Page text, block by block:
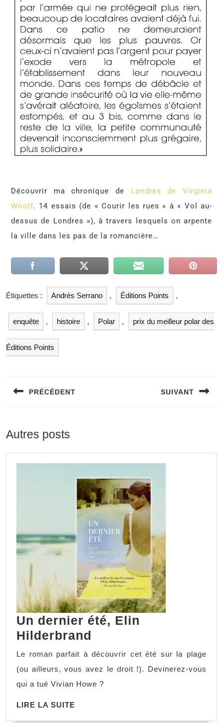
Découvrir ma chronique de Londres de Virginia
Woolf. 14 essais (de « Courir les rues » à « Vol au-
dessus de Londres »), à travers lesquels on arpente
la ville dans les pas de la romancière…
Étiquettes : Andrès Serrano , Éditions Points ,
enquête , histoire , Polar , prix du meilleur polar des
Éditions Points
PRÉCÉDENT SUIVANT
Autres posts
Un dernier été, Elin
Hilderbrand
Le roman parfait à découvrir cet été sur la plage
(ou ailleurs, vous avez le droit !). Devinerez-vous
qui a tué Vivian Howe ?
LIRE LA SUITE